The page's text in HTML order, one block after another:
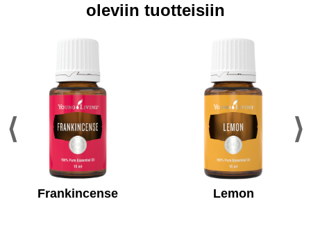
oleviin tuotteisiin
Frankincense Lemon